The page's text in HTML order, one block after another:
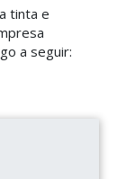
tinta e
a seguir: